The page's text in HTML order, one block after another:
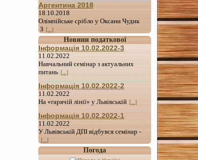
Аргентина 2018
18.10.2018
Олімпійське срібло у Оксани Чудик
З [...]
Новини податкової
Інформація 10.02.2022-3
11.02.2022
Навчальний семінар з актуальних
питань [...]
Інформація 10.02.2022-2
11.02.2022
На «гарячій лінії» у Львівській [...]
Інформація 10.02.2022-1
11.02.2022
У Львівській ДПІ відбувся семінар -
[...]
Погода